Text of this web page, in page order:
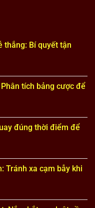
thắng: Bí quyết tận
tích bảng cược để
đúng thời điểm để
Tránh xa cạm bẫy khi